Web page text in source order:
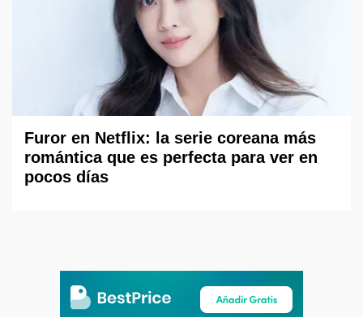
Furor en Netflix: la serie coreana más
romántica que es perfecta para ver en
pocos días